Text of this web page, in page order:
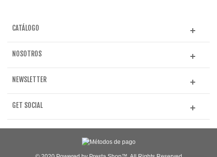
CATÁLOGO
NOSOTROS
NEWSLETTER
GET SOCIAL